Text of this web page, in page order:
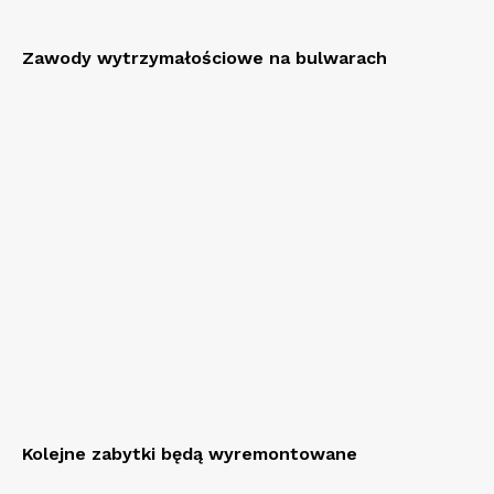
Zawody wytrzymałościowe na bulwarach
Kolejne zabytki będą wyremontowane